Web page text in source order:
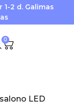
2 d. Galimas
0
LED